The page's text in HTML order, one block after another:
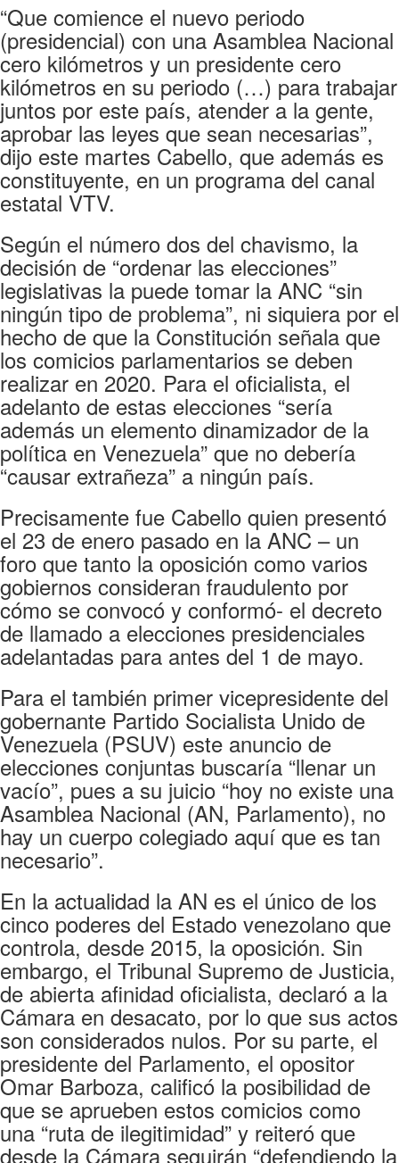
“Que comience el nuevo periodo
(presidencial) con una Asamblea Nacional
cero kilómetros y un presidente cero
kilómetros en su periodo (…) para trabajar
juntos por este país, atender a la gente,
aprobar las leyes que sean necesarias”,
dijo este martes Cabello, que además es
constituyente, en un programa del canal
estatal VTV.
Según el número dos del chavismo, la
decisión de “ordenar las elecciones”
legislativas la puede tomar la ANC “sin
ningún tipo de problema”, ni siquiera por el
hecho de que la Constitución señala que
los comicios parlamentarios se deben
realizar en 2020. Para el oficialista, el
adelanto de estas elecciones “sería
además un elemento dinamizador de la
política en Venezuela” que no debería
“causar extrañeza” a ningún país.
Precisamente fue Cabello quien presentó
el 23 de enero pasado en la ANC – un
foro que tanto la oposición como varios
gobiernos consideran fraudulento por
cómo se convocó y conformó- el decreto
de llamado a elecciones presidenciales
adelantadas para antes del 1 de mayo.
Para el también primer vicepresidente del
gobernante Partido Socialista Unido de
Venezuela (PSUV) este anuncio de
elecciones conjuntas buscaría “llenar un
vacío”, pues a su juicio “hoy no existe una
Asamblea Nacional (AN, Parlamento), no
hay un cuerpo colegiado aquí que es tan
necesario”.
En la actualidad la AN es el único de los
cinco poderes del Estado venezolano que
controla, desde 2015, la oposición. Sin
embargo, el Tribunal Supremo de Justicia,
de abierta afinidad oficialista, declaró a la
Cámara en desacato, por lo que sus actos
son considerados nulos. Por su parte, el
presidente del Parlamento, el opositor
Omar Barboza, calificó la posibilidad de
que se aprueben estos comicios como
una “ruta de ilegitimidad” y reiteró que
desde la Cámara seguirán “defendiendo la